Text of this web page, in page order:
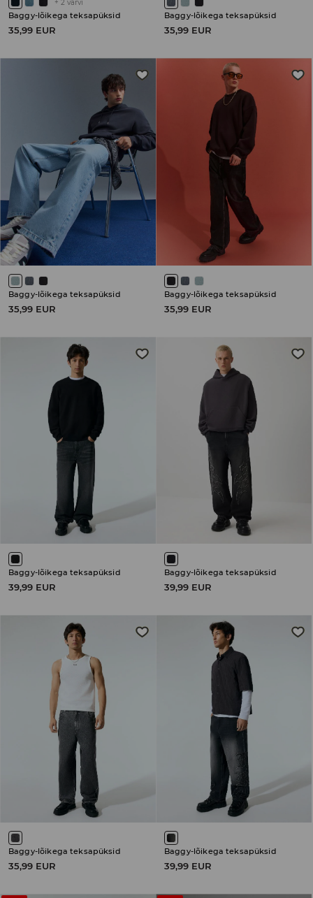
+ 2 värvi
Baggy-lõikega teksapüksid
35,99 EUR
Baggy-lõikega teksapüksid
35,99 EUR
Baggy-lõikega teksapüksid
35,99 EUR
Baggy-lõikega teksapüksid
35,99 EUR
Baggy-lõikega teksapüksid
39,99 EUR
Baggy-lõikega teksapüksid
39,99 EUR
Baggy-lõikega teksapüksid
35,99 EUR
Baggy-lõikega teksapüksid
39,99 EUR